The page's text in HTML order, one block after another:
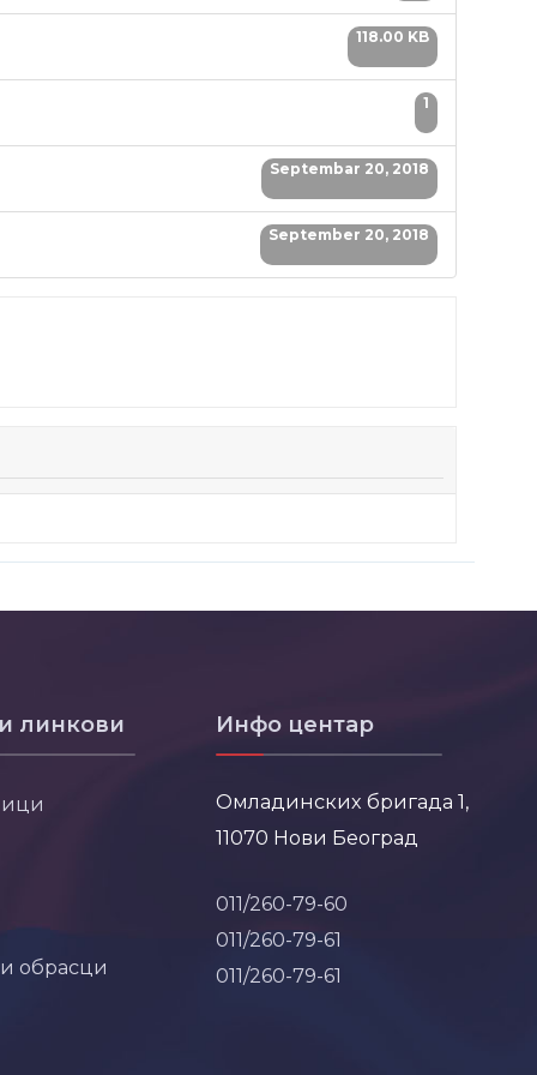
118.00 KB
1
Septembar 20, 2018
September 20, 2018
линкови
обрасци
Инфо центар
Омладинских бригада 1,
11070 Нови Београд
011/260-79-60
011/260-79-61
011/260-79-61